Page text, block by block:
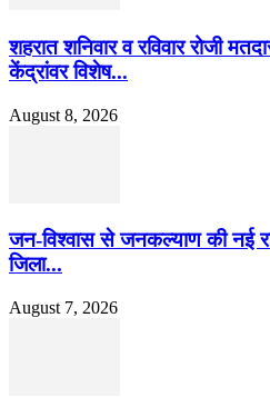
शहरात शनिवार व रविवार रोजी
केंद्रांवर विशेष...
August 8, 2026
जन-विश्वास से जनकल्याण की नई
जिला...
August 7, 2026